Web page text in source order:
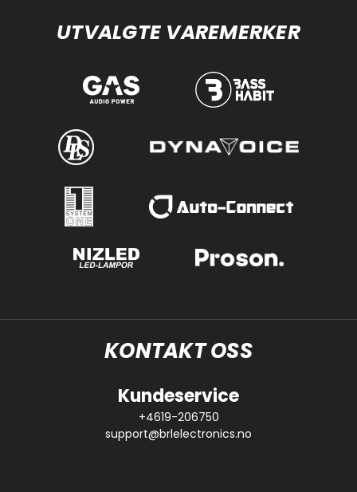
UTVALGTE VAREMERKER
KONTAKT OSS
Kundeservice
+4619-206750
support@brlelectronics.no